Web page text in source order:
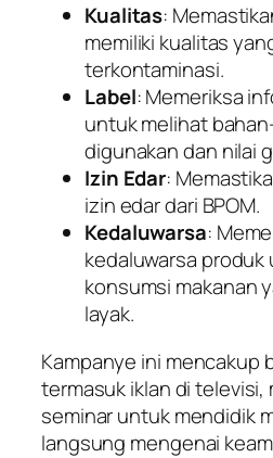
Kualitas:
memiliki kualitas
terkontaminasi.
Label: Memeriksa
untuk melihat
digunakan dan nilai
Izin Edar:
izin edar dari BPOM.
Kedaluwarsa:
kedaluwarsa
konsumsi makanan
layak.
Kampanye ini mencakup
termasuk iklan di televisi,
seminar untuk mendidik
langsung mengenai